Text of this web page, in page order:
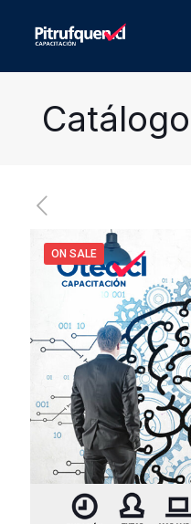
ON SALE